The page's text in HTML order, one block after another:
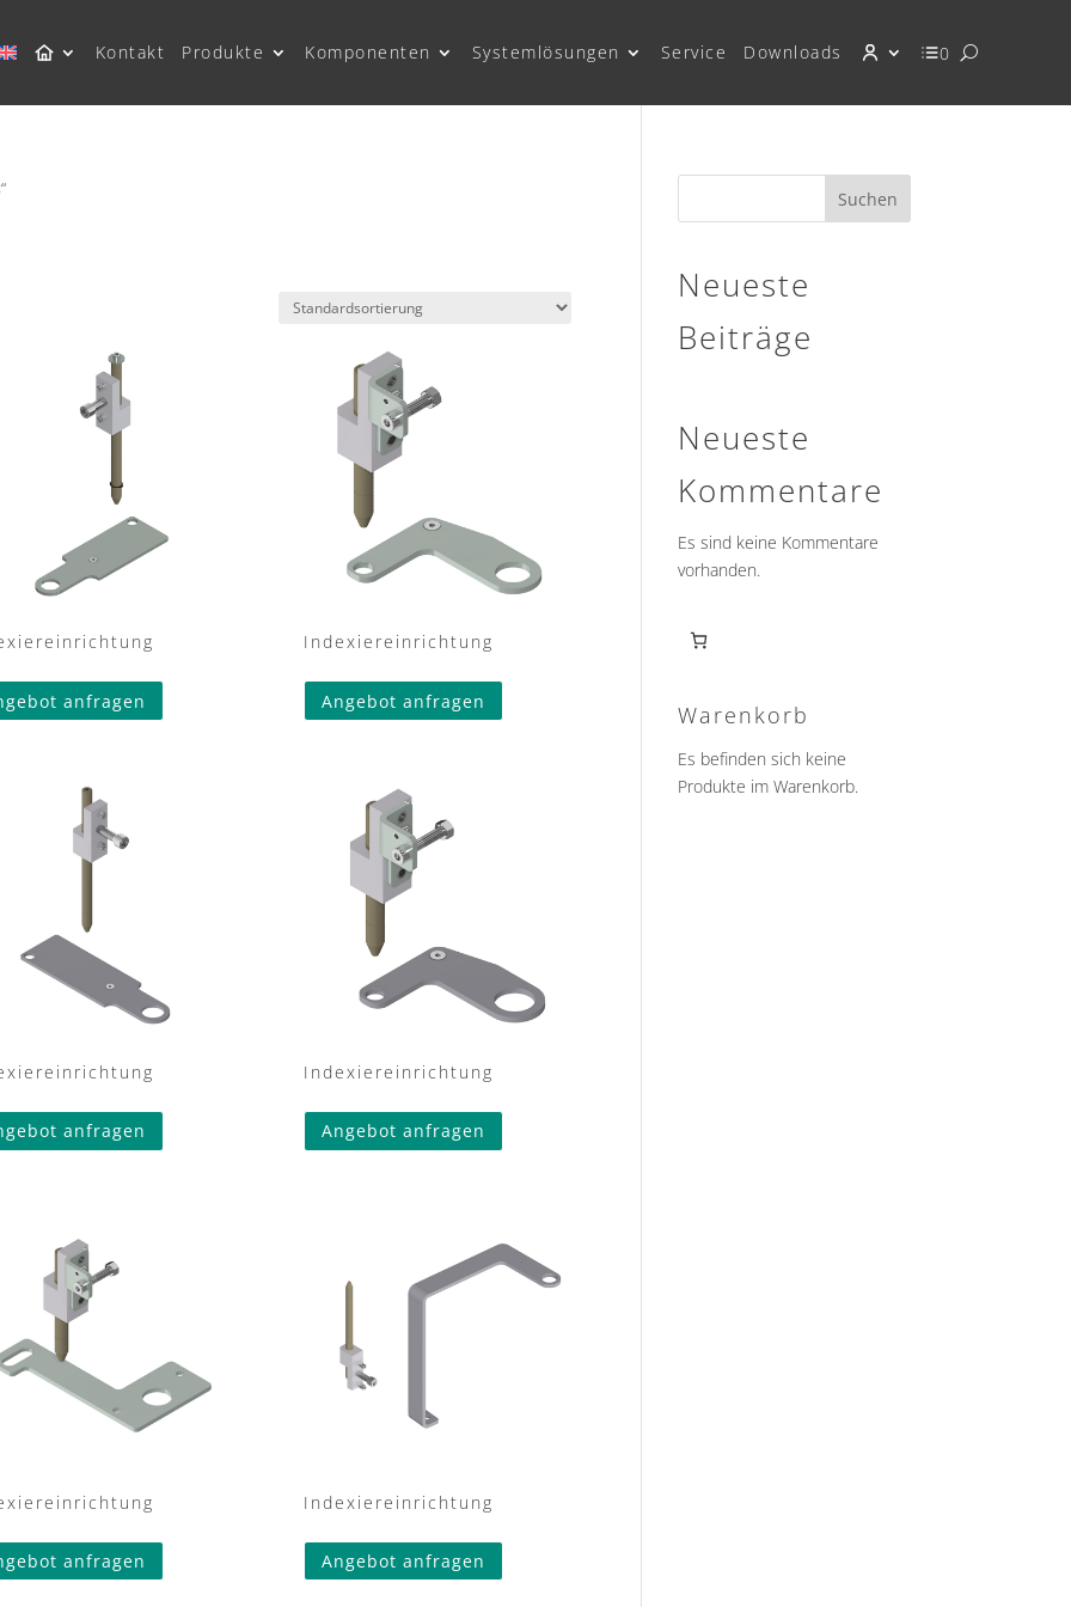
Kontakt Produkte Komponenten Systemlösungen Service Downloads 0
anfragen
Indexiereinrichtung
Angebot anfragen
anfragen
Indexiereinrichtung
Angebot anfragen
anfragen
Indexiereinrichtung
Angebot anfragen
Suchen
Neueste
Beiträge
Neueste
Kommentare
Es sind keine Kommentare
vorhanden.
Warenkorb
Es befinden sich keine
Produkte im Warenkorb.